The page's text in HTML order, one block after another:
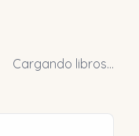
Cargando libros...